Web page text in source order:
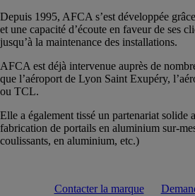
Depuis 1995, AFCA s’est développée
et une capacité d’écoute en faveur de ses
jusqu’à la maintenance des installations.
AFCA est déjà intervenue auprès de
que l’aéroport de Lyon Saint Exupéry,
ou TCL.
Elle a également tissé un partenariat solide
fabrication de portails en aluminium sur-
coulissants, en aluminium, etc.)
Contacter la marque